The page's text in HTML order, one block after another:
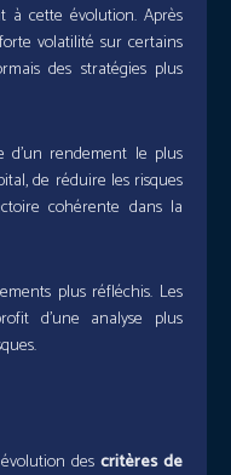
à cette évolution. Après
volatilité sur certains
des stratégies plus
d’un rendement le plus
de réduire les risques
cohérente dans la
plus réfléchis. Les
d’une analyse plus
descritères de